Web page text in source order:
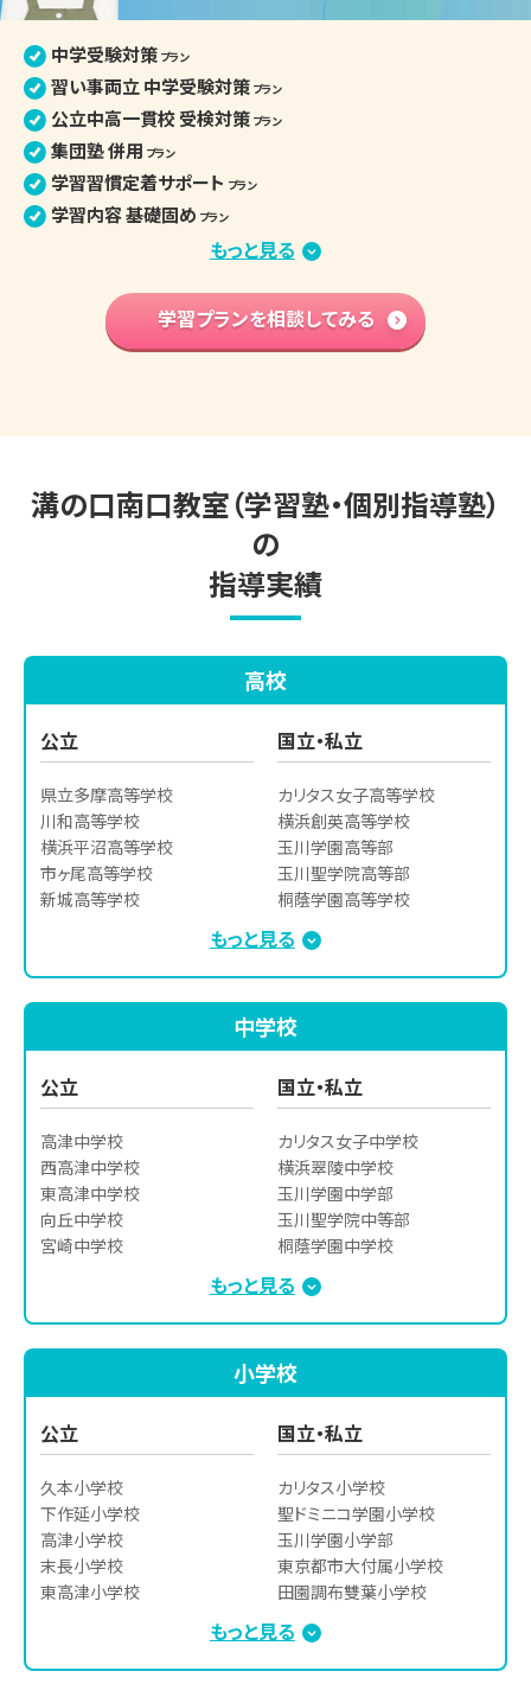
中学受験対策 プラン
習い事両立 中学受験対策 プラン
公立中高一貫校 受検対策 プラン
集団塾 併用 プラン
学習習慣定着サポート プラン
学習内容 基礎固め プラン
苦手克服 習い事両立プラン
中学先取り学習プラン
英語検定対策 プラン
もっと見る
学習プランを相談してみる
溝の口南口教室（学習塾・個別指導塾）
の
指導実績
高校
公立
県立多摩高等学校
川和高等学校
横浜平沼高等学校
市ヶ尾高等学校
新城高等学校
生田高等学校
元石川高等学校
麻生高等学校
生田東高等学校
川崎高等学校
川崎北高等学校
百合ヶ丘高等学校
港北高等学校
横浜市立桜丘高等学校
川崎市立川崎高等学校
国立・私立
カリタス女子高等学校
横浜創英高等学校
玉川学園高等部
玉川聖学院高等部
桐蔭学園高等学校
桐光学園高等学校
駒澤大学高等学校
香蘭女学校高等科
昭和女子大学附属昭和高等
学校
世田谷学園高等学校
聖セシリア女子高等学校
青稜高等学校
洗足学園高等学校
東京高等学校
東京都市大学等々力高等学
校
東京都市大学付属高等学校
文教大学付属高等学校
朋優学院高等学校
法政大学第二高等学校
多摩大目黒高等学校
鴎友学園女子高等学校
日本大学豊山高等学校
東京農業大学第一高等学校
駒場学園高等学校
日本工業大学駒場高等学校
自由が丘学園高等学校
クラーク記念国際高等学校
トキワ松学園高等学校
日本体育大学荏原高等学校
もっと見る
中学校
公立
高津中学校
西高津中学校
東高津中学校
向丘中学校
宮崎中学校
菅生中学校
橘中学校
川崎市川崎高等学校附属中
学校
平中学校
国立・私立
カリタス女子中学校
横浜翠陵中学校
玉川学園中学部
玉川聖学院中等部
桐蔭学園中学校
昭和女子大学附属昭和中学
校
世田谷学園中学校
聖セシリア女子中学校
聖ドミニコ学園中学校
青稜中学校
日本大学中学校
文教大学付属中学校
立正中学校
桐光学園中学校
洗足学園中学校
和洋九段女子中学校
明治大学付属明治中学校
聖心女子学院
東京都市大学付属等々力中
もっと見る
小学校
公立
久本小学校
下作延小学校
高津小学校
末長小学校
東高津小学校
子母口小学校
国立・私立
カリタス小学校
聖ドミニコ学園小学校
玉川学園小学部
東京都市大付属小学校
田園調布雙葉小学校
洗足学園小学校
関東学院小学校
もっと見る